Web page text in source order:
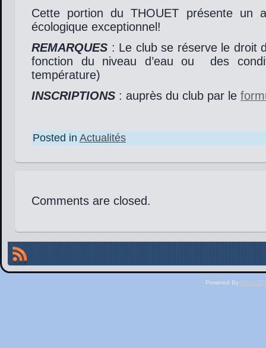
Cette portion du THOUET présente un
écologique exceptionnel!
REMARQUES : Le club se réserve le droit
fonction du niveau d’eau ou des
température)
INSCRIPTIONS : auprès du club par le
Posted in Actualités
Comments are closed.
Powered By Phen